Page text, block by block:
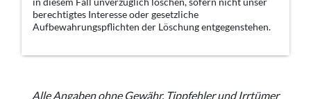
berechtigtes Interesse oder gesetzliche
Aufbewahrungspflichten der Löschung entgegenstehen.
Alle Angaben ohne Gewähr. Tippfehler und Irrtümer